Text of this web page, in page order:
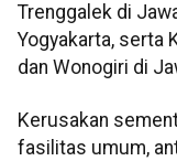
Trenggalek di
Yogyakarta, serta
dan Wonogiri di
Kerusakan
fasilitas umum,